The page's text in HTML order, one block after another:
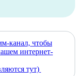
канал, чтобы
интернет-
тут)